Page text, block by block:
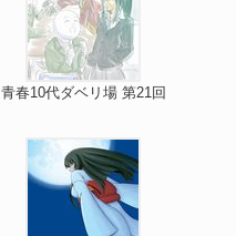
青春10代ダベリ場 第21回